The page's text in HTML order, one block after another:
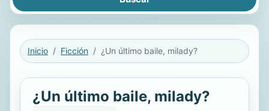
Inicio Ficción ¿Un último baile, milady?
¿Un último baile, milady?